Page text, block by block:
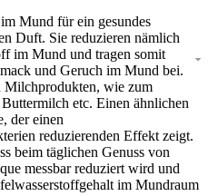
Mund für ein gesundes
Duft. Sie reduzieren nämlich
im Mund und tragen somit
und Geruch im Mund bei.
Milchprodukten, wie zum
etc. Einen ähnlichen
der einen
reduzierenden Effekt zeigt.
beim täglichen Genuss von
messbar reduziert wird und
im Mundraum